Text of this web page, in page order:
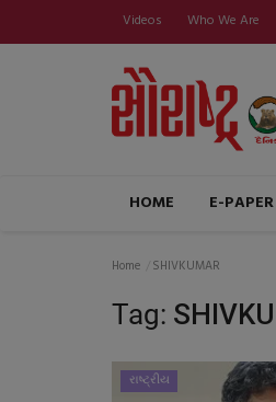
Videos Who We Are
HOME E-PAPER
Home SHIVKUMAR
Tag:
રાષ્ટ્રીય